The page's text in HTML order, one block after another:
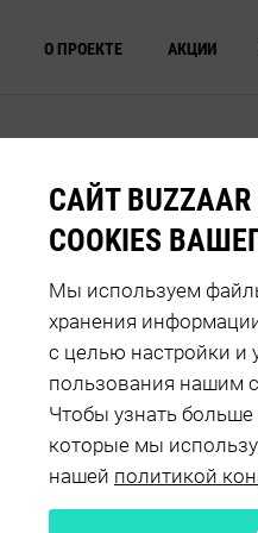
О ПРОЕКТЕ АКЦИИ
Оценка
САЙТ
COOKIES
Мы используем
хранения
с целью настройки и
пользования нашим
Чтобы узнать
которые мы
нашей политикой